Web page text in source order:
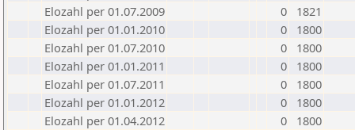
Elozahl per 01.07.2009
0
1821
Elozahl per 01.01.2010
0
1800
Elozahl per 01.07.2010
0
1800
Elozahl per 01.01.2011
0
1800
Elozahl per 01.07.2011
0
1800
Elozahl per 01.01.2012
0
1800
Elozahl per 01.04.2012
0
1800